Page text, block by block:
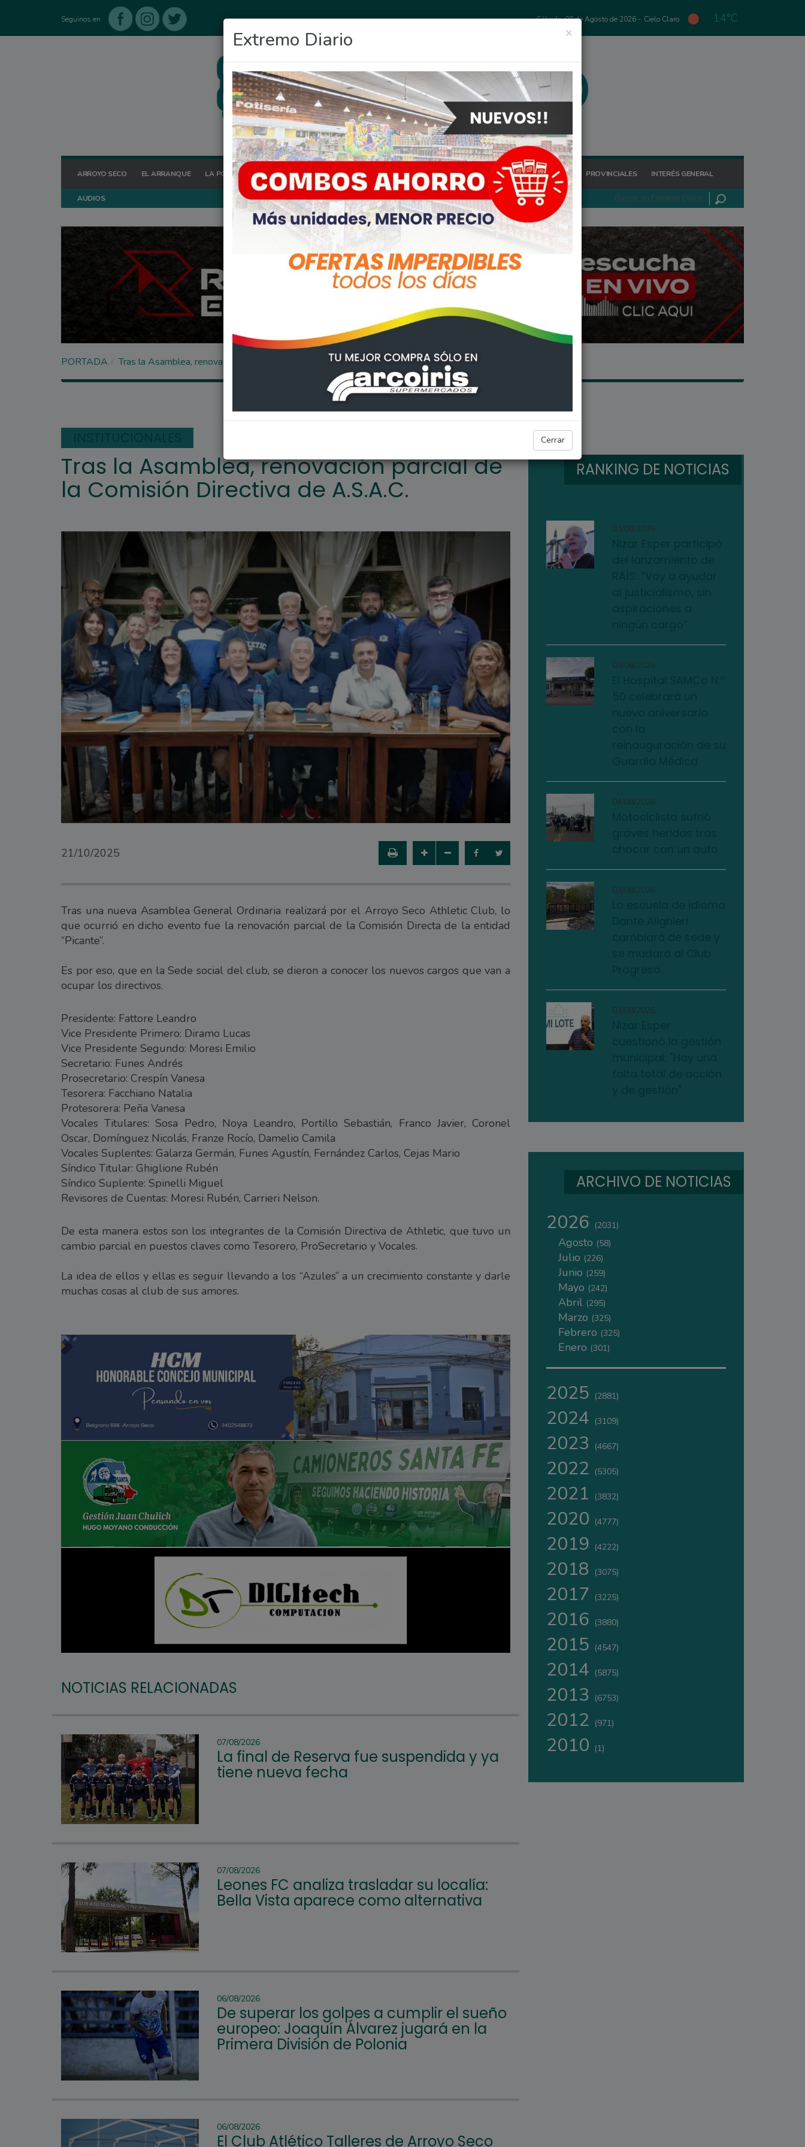
Seguinos en Sábado, 08 de Agosto de 2026 - Cielo Claro 14°C
ARROYO SECO EL ARRANQUE LA POSTA HOY OCIO DEPORTES FIGHIERA GENERAL LAGOS POLICIALES REGIONALES PROVINCIALES INTERÉS GENERAL
AUDIOS
×
Extremo Diario
Cerrar
PORTADA Tras la Asamblea, renovación parcial de la Comisión Directiva de A.S.A.C.
DEPORTES
Tras la Asamblea, renovación parcial de
la Comisión Directiva de A.S.A.C.
21/10/2025
Tras una nueva Asamblea General Ordinaria realizará por el Arroyo Seco Athletic Club, lo
que ocurrió en dicho evento fue la renovación parcial de la Comisión Directa de la entidad
“Picante”.
Es por eso, que en la Sede social del club, se dieron a conocer los nuevos cargos que van a
ocupar los directivos.
Presidente: Fattore Leandro
Vice Presidente Primero: Diramo Lucas
Vice Presidente Segundo: Moresi Emilio
Secretario: Funes Andrés
Prosecretario: Crespín Vanesa
Tesorera: Facchiano Natalia
Protesorera: Peña Vanesa
Vocales Titulares: Sosa Pedro, Noya Leandro, Portillo Sebastián, Franco Javier, Coronel
Oscar, Domínguez Nicolás, Franze Rocío, Damelio Camila
Vocales Suplentes: Galarza Germán, Funes Agustín, Fernández Carlos, Cejas Mario
Síndico Titular: Ghiglione Rubén
Síndico Suplente: Spinelli Miguel
Revisores de Cuentas: Moresi Rubén, Carrieri Nelson.
De esta manera estos son los integrantes de la Comisión Directiva de Athletic, que tuvo un
cambio parcial en puestos claves como Tesorero, ProSecretario y Vocales.
La idea de ellos y ellas es seguir llevando a los “Azules” a un crecimiento constante y darle
muchas cosas al club de sus amores.
NOTICIAS RELACIONADAS
07/08/2026
La final de Reserva fue suspendida y ya
tiene nueva fecha
07/08/2026
Leones FC analiza trasladar su localía:
Bella Vista aparece como alternativa
06/08/2026
De superar los golpes a cumplir el sueño
europeo: Joaquín Álvarez jugará en la
Primera División de Polonia
06/08/2026
El Club Atlético Talleres de Arroyo Seco
RANKING DE NOTICIAS
03/08/2026
03/08/2026
04/08/2026
03/08/2026
03/08/2026
ARCHIVO DE NOTICIAS
2026 (2031)
Agosto (58)
Julio (226)
Junio (259)
Mayo (242)
Abril (295)
Marzo (325)
Febrero (325)
Enero (301)
2025 (2881)
2024 (3109)
2023 (4667)
2022 (5305)
2021 (3832)
2020 (4777)
2019 (4222)
2018 (3075)
2017 (3225)
2016 (3880)
2015 (4547)
2014 (5875)
2013 (6753)
2012 (971)
2010 (1)